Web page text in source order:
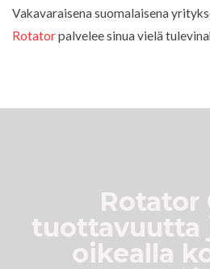
Vakavaraisena suomalaisena
Rotatorpalvelee sinua vielä
Rotator
tuottavuutta
oikealla